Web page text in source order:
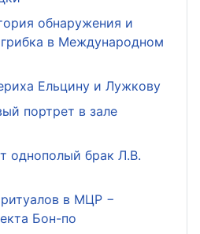
обнаружения и
в Международном
Ельцину и Лужкову
портрет в зале
однополый брак Л.В.
в МЦР −
Бон-по